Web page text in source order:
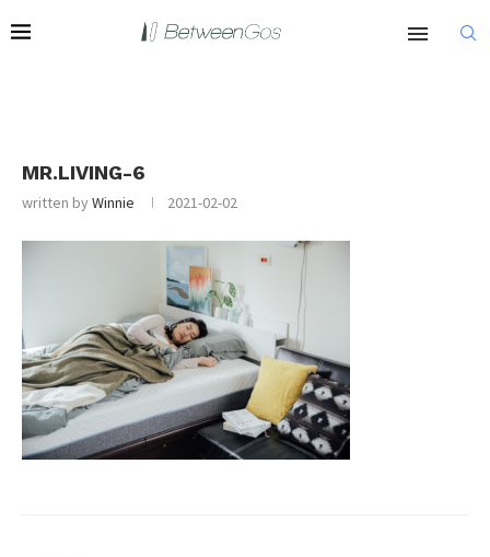
MR.LIVING-6
written byWinnie 2021-02-02